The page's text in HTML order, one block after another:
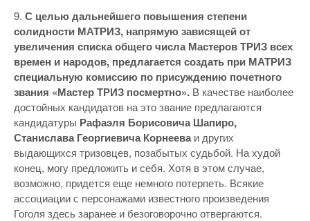
9. С целью дальнейшего повышения степени
солидности МАТРИЗ, напрямую зависящей от
увеличения списка общего числа Мастеров ТРИЗ всех
времен и народов, предлагается создать при МАТРИЗ
специальную комиссию по присуждению почетного
звания «Мастер ТРИЗ посмертно». В качестве наиболее
достойных кандидатов на это звание предлагаются
кандидатуры Рафаэля Борисовича Шапиро,
Станислава Георгиевича Корнееваи других
выдающихся тризовцев, позабытых судьбой. На худой
конец, могу предложить и себя. Хотя в этом случае,
возможно, придется еще немного потерпеть. Всякие
ассоциации с персонажами известного произведения
Гоголя здесь заранее и безоговорочно отвергаются.